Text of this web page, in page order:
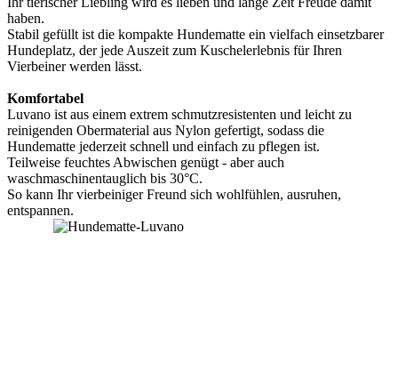
haben.
Stabil gefüllt ist die kompakte Hundematte ein vielfach einsetzbarer
Hundeplatz, der jede Auszeit zum Kuschelerlebnis für Ihren
Vierbeiner werden lässt.
Komfortabel
Luvano ist aus einem extrem schmutzresistenten und leicht zu
reinigenden Obermaterial aus Nylon gefertigt, sodass die
Hundematte jederzeit schnell und einfach zu pflegen ist.
Teilweise feuchtes Abwischen genügt - aber auch
waschmaschinentauglich bis 30°C.
So kann Ihr vierbeiniger Freund sich wohlfühlen, ausruhen,
entspannen.